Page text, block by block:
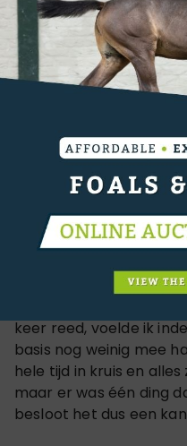
reis en het klimaat in
voor hem geweest
gesprongen en ik wil
hoop met hem nog
springen maar wat
Toch liep met Zypria
dakje: “Ik heb de
Aaldering. Hij vertelde
goede merrie wist
makkelijkste was. In
dan weet je dat je een
keer reed, voelde ik
basis nog weinig mee
hele tijd in kruis en
maar er was één ding
besloot het dus een